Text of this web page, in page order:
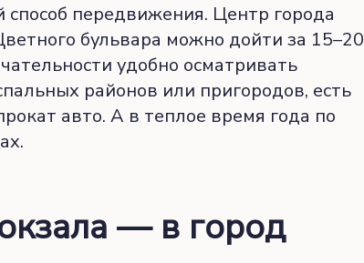
передвижения. Центр города
бульвара можно дойти за 15–20
удобно осматривать
районов или пригородов, есть
авто. А в теплое время года по
— в город